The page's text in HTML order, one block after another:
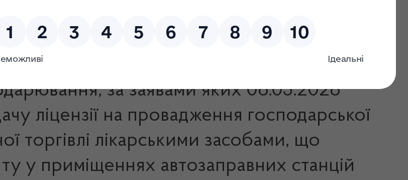
АФІ)
прийняте рішення про видачу ліцензії на провадження господарської діяльності з роздрібної торгівлі
станцій
за заявами яких 06.05.2026
ліцензії на провадження господарської
торгівлі лікарськими засобами, що
у приміщеннях автозаправних станцій